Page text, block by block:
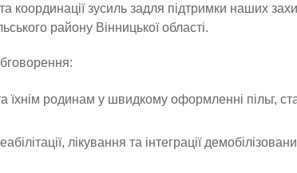
координації зусиль задля підтримки наших
району Вінницької області.
родинам у швидкому оформленні пільг,
лікування та інтеграції